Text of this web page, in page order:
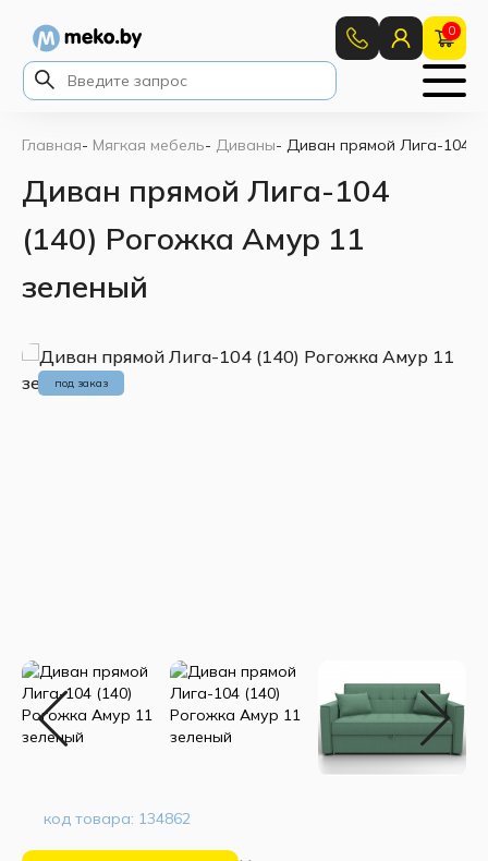
0
Главная- Мягкая мебель- Диваны- Диван прямой Лига-104
Диван прямой Лига-104
(140) Рогожка Амур 11
зеленый
под заказ
код товара: 134862